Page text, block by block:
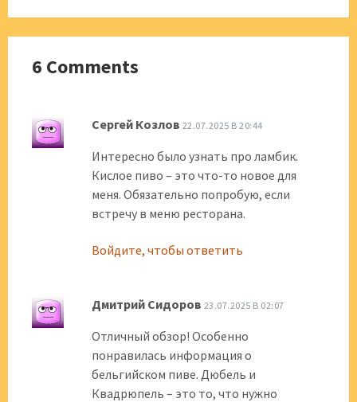
6 Comments
Сергей Козлов 22.07.2025 В 20:44
Интересно было узнать про ламбик.
Кислое пиво – это что-то новое для
меня. Обязательно попробую, если
встречу в меню ресторана.
Войдите, чтобы ответить
Дмитрий Сидоров 23.07.2025 В 02:07
Отличный обзор! Особенно
понравилась информация о
бельгийском пиве. Дюбель и
Квадрюпель – это то, что нужно